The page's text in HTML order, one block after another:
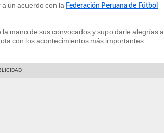
un acuerdo con la Federación Peruana de Fútbol
mano de sus convocados y supo darle alegrías a
con los acontecimientos más importantes